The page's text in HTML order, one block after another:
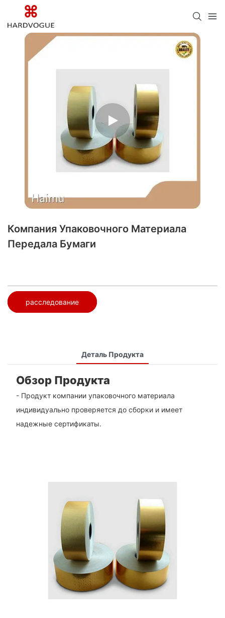
Компания Упаковочного Материала
Передала Бумаги
расследование
Деталь Продукта
Обзор Продукта
- Продукт компании упаковочного материала
индивидуально проверяется до сборки и имеет
надежные сертификаты.